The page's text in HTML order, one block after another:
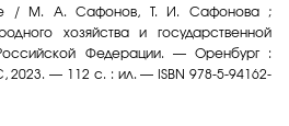
/ М. А. Сафонов, Т. И. Сафонова ;
хозяйства и государственной
Федерации. — Оренбург :
2023. — 112 с. : ил. — ISBN 978-5-94162-